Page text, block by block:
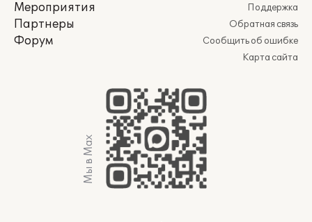
Мероприятия
Партнеры
Форум
Поддержка
Обратная связь
Сообщить об ошибке
Карта сайта
Мы в Max